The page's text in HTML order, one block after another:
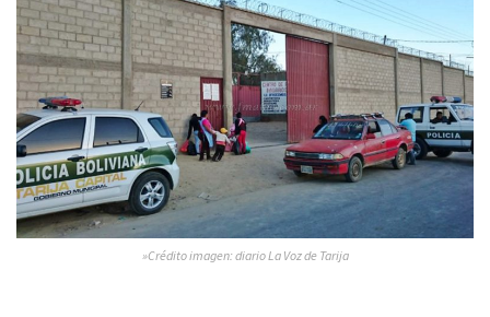
»Crédito imagen: diario La Voz de Tarija